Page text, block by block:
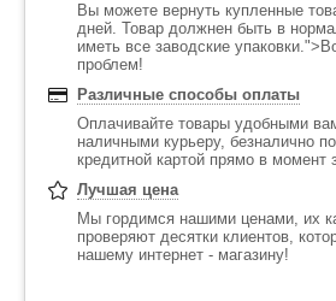
Вы можете вернуть купленные
дней. Товар должнен быть в
иметь все заводские
проблем!
Различные способы оплаты
Оплачивайте товары удобными
наличными курьеру, безналично
кредитной картой прямо в момент
Лучшая цена
Мы гордимся нашими ценами, их
проверяют десятки клиентов,
нашему интернет - магазину!